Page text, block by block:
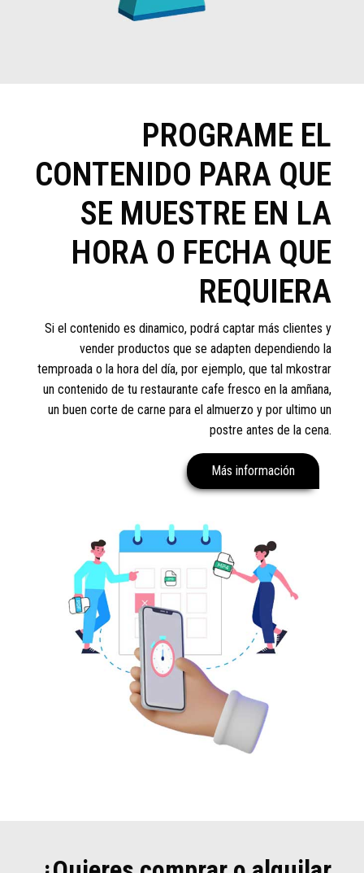
PROGRAME EL
CONTENIDO PARA QUE
SE MUESTRE EN LA
HORA O FECHA QUE
REQUIERA
Si el contenido es dinamico, podrá captar más clientes y
vender productos que se adapten dependiendo la
temproada o la hora del día, por ejemplo, que tal mkostrar
un contenido de tu restaurante cafe fresco en la amñana,
un buen corte de carne para el almuerzo y por ultimo un
postre antes de la cena.
Más información